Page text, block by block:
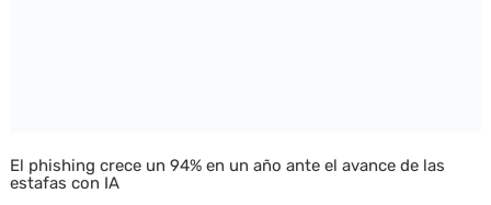
El phishing crece un 94% en un año ante el avance de las
estafas con IA